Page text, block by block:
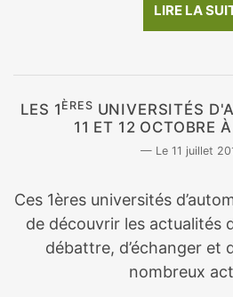
LIRE LA
LES 1 ÈRES UNIVERSITÉS
11 ET 12 OCTOBRE
11 juillet
Ces 1ères universités
de découvrir les actualités
débattre, d’échanger et
nombreux